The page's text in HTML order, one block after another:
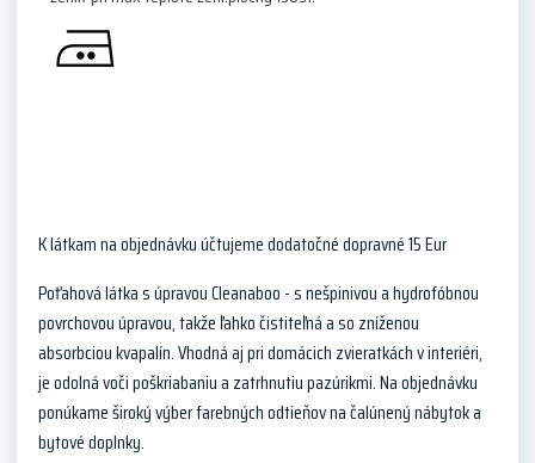
K látkam na objednávku účtujeme dodatočné dopravné 15 Eur
Poťahová látka s úpravou Cleanaboo - s nešpinivou a hydrofóbnou
povrchovou úpravou, takže ľahko čistiteľná a so zníženou
absorbciou kvapalín. Vhodná aj pri domácich zvieratkách v interiéri,
je odolná voči poškriabaniu a zatrhnutiu pazúrikmi. Na objednávku
ponúkame široký výber farebných odtieňov na čalúnený nábytok a
bytové doplnky.